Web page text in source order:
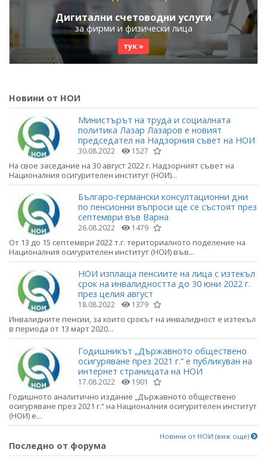
Дигитални счетоводни услуги
за фирми и физически лица
тук »
Новини от НОИ
Министърът на труда и социалната
политика Лазар Лазаров е новият
председател на Надзорния съвет на НОИ
30.08.2022 1527
На свое заседание на 30 август 2022 г. Надзорният съвет на
Националния осигурителен институт (НОИ)...
Българо-германски консултационни дни
по пенсионни въпроси ще се състоят през
септември във Варна
26.08.2022 1479
От 13 до 15 септември 2022 т.г. териториалното поделение на
Националния осигурителен институт (НОИ) във...
НОИ изплаща пенсиите на лица с изтекъл
срок на инвалидността до 30 юни 2022 г.
през целия август
18.08.2022 1379
Инвалидните пенсии, за които срокът на инвалидност е изтекъл
в периода от 13 март 2020...
Годишникът „Държавното обществено
осигуряване през 2021 г.“ е публикуван на
интернет страницата на НОИ
17.08.2022 1901
Годишното аналитично издание „Държавното обществено
осигуряване през 2021 г.“ на Националния осигурителен институт
(НОИ) е...
Новини от НОИ (виж още)
Последно от форума